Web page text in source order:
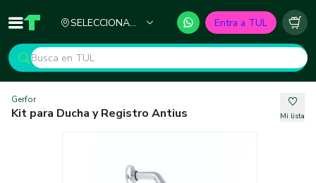
Inicio TUL - Tu Marketplace de Construcción
SELECCIONA
Entra a TUL
Gerfor
Kit para Ducha y Registro Antius Mi lista